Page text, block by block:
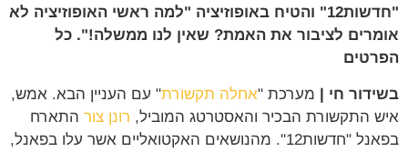
"חדשות12" והטיח באופוזיציה "למה ראשי האופוזיציה לא
אומרים לציבור את האמת? שאין לנו ממשלה!". כל
הפרטים
בשידור חי | מערכת "אחלה תקשורת" עם העניין הבא. אמש,
איש התקשורת הבכיר והאסטרטג המוביל, רונן צור התארח
בפאנל "חדשות12". מהנושאים האקטואליים אשר עלו בפאנל,